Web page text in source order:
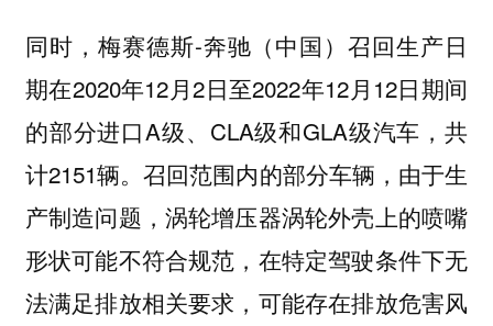
同时，梅赛德斯-奔驰（中国）召回生产日
期在2020年12月2日至2022年12月12日期间
的部分进口A级、CLA级和GLA级汽车，共
计2151辆。召回范围内的部分车辆，由于生
产制造问题，涡轮增压器涡轮外壳上的喷嘴
形状可能不符合规范，在特定驾驶条件下无
法满足排放相关要求，可能存在排放危害风